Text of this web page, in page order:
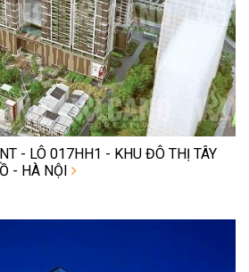
- LÔ 017HH1 - KHU ĐÔ THỊ TÂY
- HÀ NỘI